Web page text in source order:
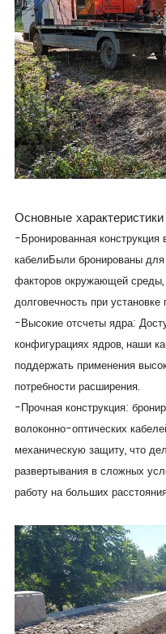
Основные
-Бронированная
кабелиБыли бронированы
факторов окружающей среды,
долговечность при
-Высокие отсчеты ядра:
конфигурациях ядров, наши
поддержать применения
потребности расширения.
-Прочная конструкция:
волоконно-оптических
механическую защиту, что
развертывания в сложных
работу на больших